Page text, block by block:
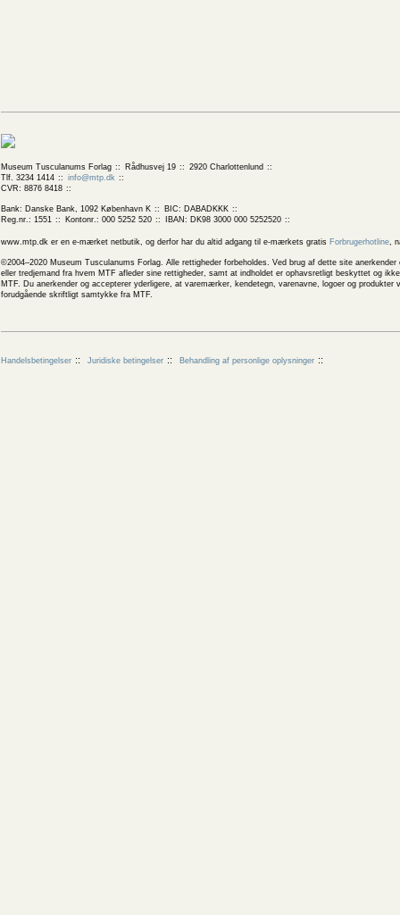
Museum Tusculanums Forlag Rådhusvej 19
2920 Charlottenlund
Tlf. 3234 1414
info@mtp.dk
CVR: 8876 8418
Bank: Danske Bank, 1092 København K
BIC: DABADKKK
Reg.nr.: 1551
Kontonr.: 000 5252 520 IBAN: DK98 3000 000 5252520
www.mtp.dk er en e-mærket netbutik, og derfor har du altid adgang til e-mærkets gratis Forbrugerhotline,
©2004–2020 Museum Tusculanums Forlag. Alle rettigheder forbeholdes. Ved brug af dette site
eller tredjemand fra hvem MTF afleder sine rettigheder, samt at indholdet er ophavsretligt beskyttet og
MTF. Du anerkender og accepterer yderligere, at varemærker, kendetegn, varenavne, logoer og
forudgående skriftligt samtykke fra MTF.
Handelsbetingelser Juridiske betingelser Behandling af personlige oplysninger